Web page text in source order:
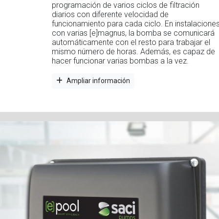
programación de varios ciclos de filtración
diarios con diferente velocidad de
funcionamiento para cada ciclo. En
con varias [e]magnus, la bomba se comunicará
automáticamente con el resto para trabajar el
mismo número de horas. Además, es capaz de
hacer funcionar varias bombas a la vez.
Ampliar información